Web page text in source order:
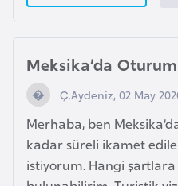
Meksika’da Oturum
Ç.Aydeniz, 02 May
Merhaba, ben
kadar süreli ikamet
istiyorum. Hangi
i
C
e
z
a
y
i